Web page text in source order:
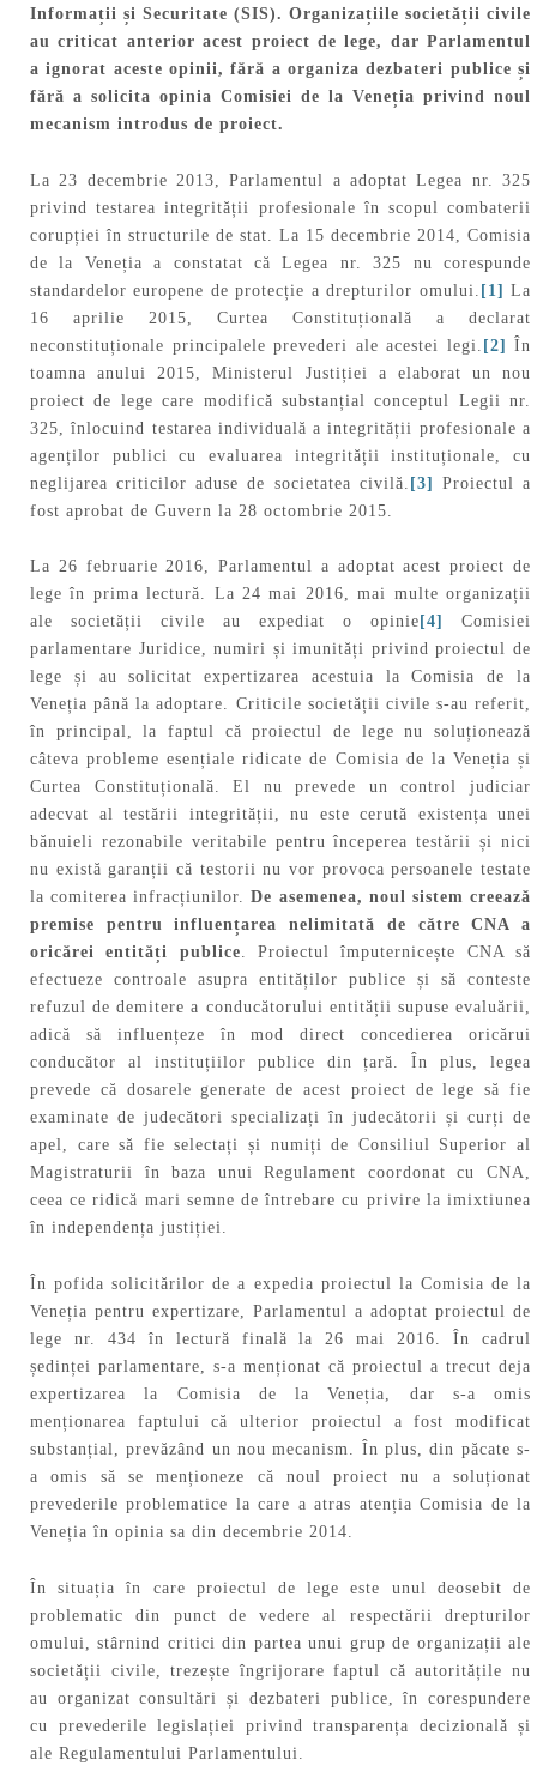
Informații și Securitate (SIS). Organizațiile societății civile
au criticat anterior acest proiect de lege, dar Parlamentul
a ignorat aceste opinii, fără a organiza dezbateri publice și
fără a solicita opinia Comisiei de la Veneția privind noul
mecanism introdus de proiect.
La 23 decembrie 2013, Parlamentul a adoptat Legea nr. 325
privind testarea integrității profesionale în scopul combaterii
corupției în structurile de stat. La 15 decembrie 2014, Comisia
de la Veneția a constatat că Legea nr. 325 nu corespunde
standardelor europene de protecție a drepturilor omului. [1] La
16 aprilie 2015, Curtea Constituțională a declarat
neconstituționale principalele prevederi ale acestei legi. [2] În
toamna anului 2015, Ministerul Justiției a elaborat un nou
proiect de lege care modifică substanțial conceptul Legii nr.
325, înlocuind testarea individuală a integrității profesionale a
agenților publici cu evaluarea integrității instituționale, cu
neglijarea criticilor aduse de societatea civilă. [3] Proiectul a
fost aprobat de Guvern la 28 octombrie 2015.
La 26 februarie 2016, Parlamentul a adoptat acest proiect de
lege în prima lectură. La 24 mai 2016, mai multe organizații
ale societății civile au expediat o opinie [4]
Comisiei
parlamentare Juridice, numiri și imunități privind proiectul de
lege și au solicitat expertizarea acestuia la Comisia de la
Veneția până la adoptare. Criticile societății civile s-au referit,
în principal, la faptul că proiectul de lege nu soluționează
câteva probleme esențiale ridicate de Comisia de la Veneția și
Curtea Constituțională. El nu prevede un control judiciar
adecvat al testării integrității, nu este cerută existența unei
bănuieli rezonabile veritabile pentru începerea testării și nici
nu există garanții că testorii nu vor provoca persoanele testate
la comiterea infracțiunilor. De asemenea, noul sistem creează
premise pentru influențarea nelimitată de către CNA a
oricărei entități publice. Proiectul împuternicește CNA să
efectueze controale asupra entităților publice și să conteste
refuzul de demitere a conducătorului entității supuse evaluării,
adică să influențeze în mod direct concedierea oricărui
conducător al instituțiilor publice din țară. În plus, legea
prevede că dosarele generate de acest proiect de lege să fie
examinate de judecători specializați în judecătorii și curți de
apel, care să fie selectați și numiți de Consiliul Superior al
Magistraturii în baza unui Regulament coordonat cu CNA,
ceea ce ridică mari semne de întrebare cu privire la imixtiunea
în independența justiției.
În pofida solicitărilor de a expedia proiectul la Comisia de la
Veneția pentru expertizare, Parlamentul a adoptat proiectul de
lege nr. 434 în lectură finală la 26 mai 2016. În cadrul
ședinței parlamentare, s-a menționat că proiectul a trecut deja
expertizarea la Comisia de la Veneția, dar s-a omis
menționarea faptului că ulterior proiectul a fost modificat
substanțial, prevăzând un nou mecanism. În plus, din păcate s-
a omis să se menționeze că noul proiect nu a soluționat
prevederile problematice la care a atras atenția Comisia de la
Veneția în opinia sa din decembrie 2014.
În situația în care proiectul de lege este unul deosebit de
problematic din punct de vedere al respectării drepturilor
omului, stârnind critici din partea unui grup de organizații ale
societății civile, trezește îngrijorare faptul că autoritățile nu
au organizat consultări și dezbateri publice, în corespundere
cu prevederile legislației privind transparența decizională și
ale Regulamentului Parlamentului.